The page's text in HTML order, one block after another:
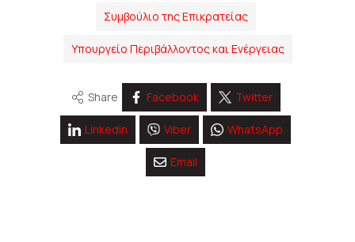
Συμβούλιο της Επικρατείας
Υπουργείο Περιβάλλοντος και Ενέργειας
Share Facebook Twitter
Linkedin Viber WhatsApp
Email